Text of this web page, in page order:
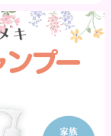
ても違います。まず
な種類のできも
ましょう。 水疱 ご
ますが、すいほ
皮下にできるもので